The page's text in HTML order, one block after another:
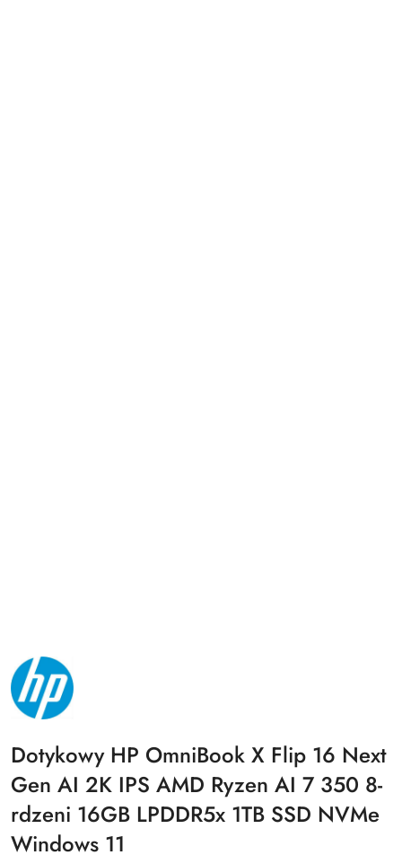
NAZWA
PRODUCENTA:
HP
Dotykowy HP OmniBook X Flip 16 Next
Gen AI 2K IPS AMD Ryzen AI 7 350 8-
rdzeni 16GB LPDDR5x 1TB SSD NVMe
Windows 11